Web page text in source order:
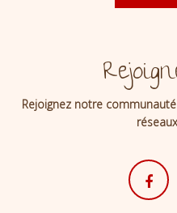
Rejoignez notre